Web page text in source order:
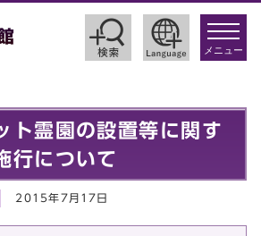
toggle
メニュー
ト霊園の設置等に関す
行について
2015年7月17日